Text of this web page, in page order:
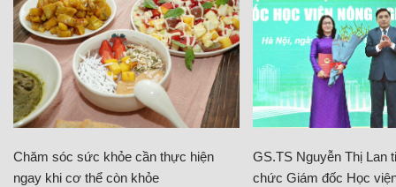
Chăm sóc sức khỏe cần thực hiện
ngay khi cơ thể còn khỏe
GS.TS Nguyễn Thị Lan
chức Giám đốc Học